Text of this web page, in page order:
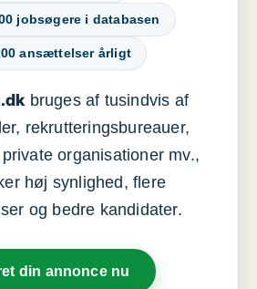
jobsøgere i databasen
ansættelser årligt
bruges af tusindvis af
rekrutteringsbureauer,
organisationer mv.,
høj synlighed, flere
og bedre kandidater.
din annonce nu